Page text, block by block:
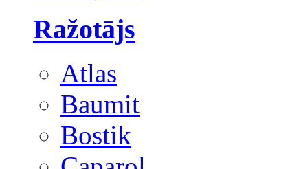
Ražotājs
Atlas
Baumit
Bostik